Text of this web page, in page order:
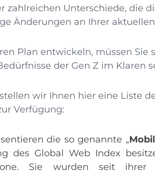
zahlreichen Unterschiede, die
Änderungen an Ihrer
Plan entwickeln, müssen Sie
der Gen Z im Klaren
wir Ihnen hier eine Liste
Verfügung:
die so genannte „
des Global Web Index
Sie wurden seit